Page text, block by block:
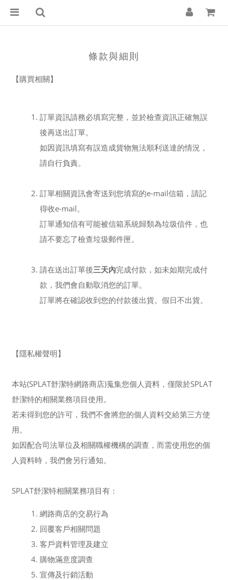
條款與細則
【購買相關】
訂單資訊請務必填寫完整，並於檢查資訊正確無誤
後再送出訂單。
如因資訊填寫有誤造成貨物無法順利送達的情況，
請自行負責。
訂單相關資訊會寄送到您填寫的e-mail信箱，請記
得收e-mail。
訂單通知信有可能被信箱系統歸類為垃圾信件，也
請不要忘了檢查垃圾郵件匣。
請在送出訂單後三天內完成付款，如未如期完成付
款，我們會自動取消您的訂單。
訂單將在確認收到您的付款後出貨。假日不出貨。
【隱私權聲明】
本站(SPLAT舒潔特網路商店)蒐集您個人資料，僅限於SPLAT
舒潔特的相關業務項目使用。
若未得到您的許可，我們不會將您的個人資料交給第三方使
用。
如因配合司法單位及相關職權機構的調查，而需使用您的個
人資料時，我們會另行通知。
SPLAT舒潔特相關業務項目有：
網路商店的交易行為
回覆客戶相關問題
客戶資料管理及建立
購物滿意度調查
宣傳及行銷活動